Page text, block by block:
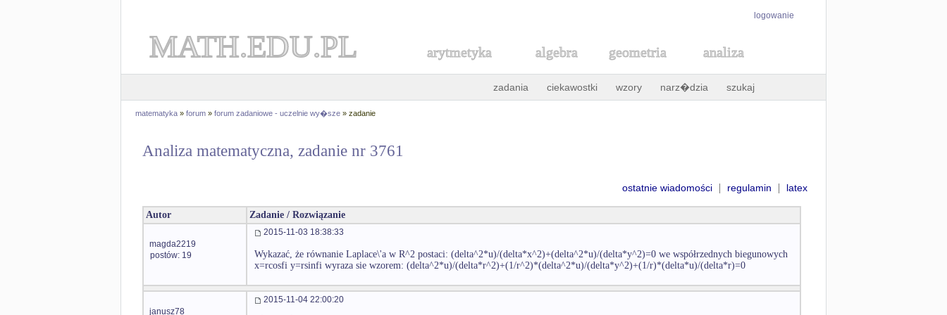
logowanie
MATH.EDU.PL arytmetyka algebra geometria analiza
zadania ciekawostki wzory narz�dzia szukaj
matematyka » forum » forum zadaniowe - uczelnie wy�sze » zadanie
Analiza matematyczna, zadanie nr 3761
ostatnie wiadomości | regulamin | latex
Autor Zadanie / Rozwiązanie
magda2219
postów: 19
2015-11-03 18:38:33
Wykazać, że równanie Laplace\'a w R^2 postaci: (delta^2*u)/(delta*x^2)+(delta^2*u)/(delta*y^2)=0 we współrzednych biegunowych
x=rcosfi y=rsinfi wyraza sie wzorem: (delta^2*u)/(delta*r^2)+(1/r^2)*(delta^2*u)/(delta*y^2)+(1/r)*(delta*u)/(delta*r)=0
janusz78
2015-11-04 22:00:20